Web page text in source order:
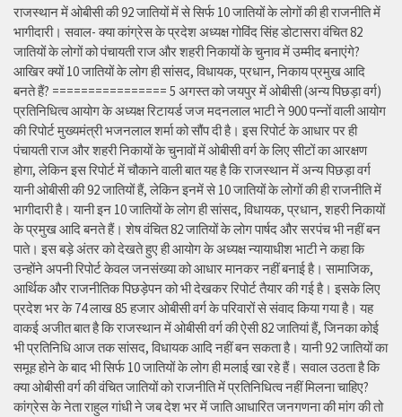
राजस्थान में ओबीसी की 92 जातियों में से सिर्फ 10 जातियों के लोगों की ही राजनीति में
भागीदारी। सवाल- क्या कांग्रेस के प्रदेश अध्यक्ष गोविंद सिंह डोटासरा वंचित 82
जातियों के लोगों को पंचायती राज और शहरी निकायों के चुनाव में उम्मीद बनाएंगे?
आखिर क्यों 10 जातियों के लोग ही सांसद, विधायक, प्रधान, निकाय प्रमुख आदि
बनते हैं? ================ 5 अगस्त को जयपुर में ओबीसी (अन्य पिछड़ा वर्ग)
प्रतिनिधित्व आयोग के अध्यक्ष रिटायर्ड जज मदनलाल भाटी ने 900 पन्नों वाली आयोग
की रिपोर्ट मुख्यमंत्री भजनलाल शर्मा को सौंप दी है। इस रिपोर्ट के आधार पर ही
पंचायती राज और शहरी निकायों के चुनावों में ओबीसी वर्ग के लिए सीटों का आरक्षण
होगा, लेकिन इस रिपोर्ट में चौकाने वाली बात यह है कि राजस्थान में अन्य पिछड़ा वर्ग
यानी ओबीसी की 92 जातियों हैं, लेकिन इनमें से 10 जातियों के लोगों की ही राजनीति में
भागीदारी है। यानी इन 10 जातियों के लोग ही सांसद, विधायक, प्रधान, शहरी निकायों
के प्रमुख आदि बनते हैं। शेष वंचित 82 जातियों के लोग पार्षद और सरपंच भी नहीं बन
पाते। इस बड़े अंतर को देखते हुए ही आयोग के अध्यक्ष न्यायाधीश भाटी ने कहा कि
उन्होंने अपनी रिपोर्ट केवल जनसंख्या को आधार मानकर नहीं बनाई है। सामाजिक,
आर्थिक और राजनीतिक पिछड़ेपन को भी देखकर रिपोर्ट तैयार की गई है। इसके लिए
प्रदेश भर के 74 लाख 85 हजार ओबीसी वर्ग के परिवारों से संवाद किया गया है। यह
वाकई अजीत बात है कि राजस्थान में ओबीसी वर्ग की ऐसी 82 जातियां हैं, जिनका कोई
भी प्रतिनिधि आज तक सांसद, विधायक आदि नहीं बन सकता है। यानी 92 जातियों का
समूह होने के बाद भी सिर्फ 10 जातियों के लोग ही मलाई खा रहे हैं। सवाल उठता है कि
क्या ओबीसी वर्ग की वंचित जातियों को राजनीति में प्रतिनिधित्व नहीं मिलना चाहिए?
कांग्रेस के नेता राहुल गांधी ने जब देश भर में जाति आधारित जनगणना की मांग की तो